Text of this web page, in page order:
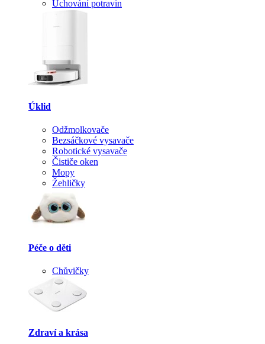
Uchování potravin
Úklid
Odžmolkovače
Bezsáčkové vysavače
Robotické vysavače
Čističe oken
Mopy
Žehličky
Péče o děti
Chůvičky
Zdraví a krása